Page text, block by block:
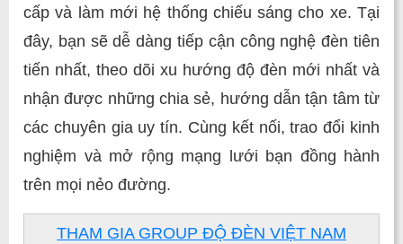
cấp và làm mới hệ thống chiếu sáng cho xe. Tại
đây, bạn sẽ dễ dàng tiếp cận công nghệ đèn tiên
tiến nhất, theo dõi xu hướng độ đèn mới nhất và
nhận được những chia sẻ, hướng dẫn tận tâm từ
các chuyên gia uy tín. Cùng kết nối, trao đổi kinh
nghiệm và mở rộng mạng lưới bạn đồng hành
trên mọi nẻo đường.
THAM GIA GROUP ĐỘ ĐÈN VIỆT NAM